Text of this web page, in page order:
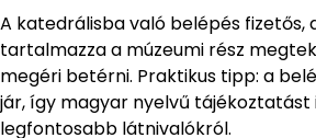
A katedrálisba való belépés fizetős,
tartalmazza a múzeumi rész
megéri betérni. Praktikus tipp: a
jár, így magyar nyelvű tájékoztatást
legfontosabb látnivalókról.